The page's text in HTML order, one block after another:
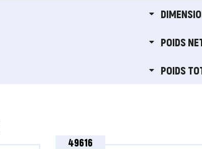
POIDS
POIDS
49616